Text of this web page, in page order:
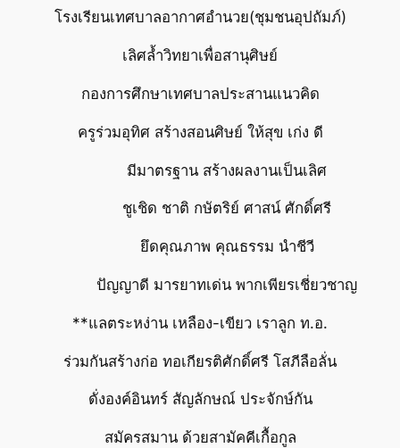
โรงเรียนเทศบาลอากาศอำนวย(ชุมชนอุปถัมภ์)
เลิศล้ำวิทยาเพื่อสานุศิษย์
กองการศึกษาเทศบาลประสานแนวคิด
ครูร่วมอุทิศ สร้างสอนศิษย์ ให้สุข เก่ง ดี
มีมาตรฐาน สร้างผลงานเป็นเลิศ
ชูเชิด ชาติ กษัตริย์ ศาสน์ ศักดิ์ศรี
ยึดคุณภาพ คุณธรรม นำชีวี
ปัญญาดี มารยาทเด่น พากเพียรเชี่ยวชาญ
**แลตระหง่าน เหลือง-เขียว เราลูก ท.อ.
ร่วมกันสร้างก่อ ทอเกียรติศักดิ์ศรี โสภีลือลั่น
ดั่งองค์อินทร์ สัญลักษณ์ ประจักษ์กัน
สมัครสมาน ด้วยสามัคคีเกื้อกูล